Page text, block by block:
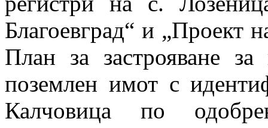
Благоевград“ и „Проект
План за застрояване за
поземлен имот с
Калчовица по